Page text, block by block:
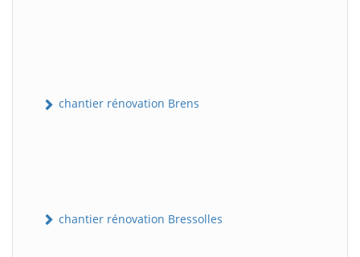
chantier rénovation Brens
chantier rénovation Bressolles